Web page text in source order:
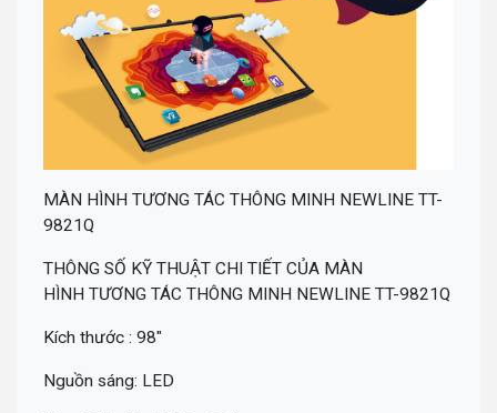
MÀN HÌNH TƯƠNG TÁC THÔNG MINH NEWLINE TT-
9821Q
THÔNG SỐ KỸ THUẬT CHI TIẾT CỦA MÀN
HÌNH TƯƠNG TÁC THÔNG MINH NEWLINE TT-9821Q
Kích thước : 98"
Nguồn sáng: LED